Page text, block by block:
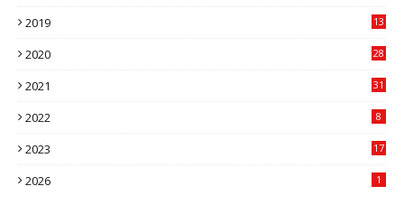
2019 13
2020 28
2021 31
2022 8
2023 17
2026 1